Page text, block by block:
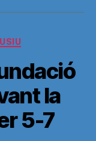
la
5-7